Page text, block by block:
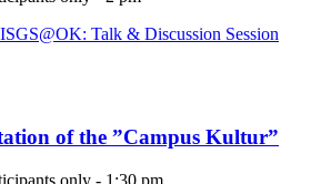
Talk & Discussion Session
of the ”Campus Kultur”
only - 1:30 pm